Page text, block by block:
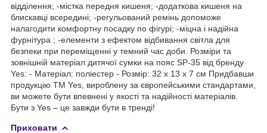
відділення; -містка передня кишеня; -додаткова кишеня на
блискавці всередині; -регульований ремінь допоможе
налагодити комфортну посадку по фігурі; -міцна і надійна
фурнітура ; -елементи з ефектом відбивання світла для
безпеки при переміщенні у темний час доби. Розміри та
зовнішній матеріал дитячої сумки на пояс SP-35 від бренду
Yes: - Матеріал: поліестер - Розмір: 32 x 13 x 7 см Придбавши
продукцію TM Yes, вироблену за європейськими стандартами,
ви можете бути впевнені у якості та надійності матеріалів.
Бути з Yes – це завжди бути в тренді!
Приховати